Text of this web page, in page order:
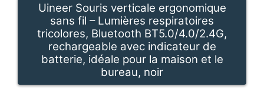
Uineer Souris verticale ergonomique
sans fil – Lumières respiratoires
tricolores, Bluetooth BT5.0/4.0/2.4G,
rechargeable avec indicateur de
batterie, idéale pour la maison et le
bureau, noir